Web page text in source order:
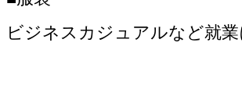
ビジネスカジュアルなど就